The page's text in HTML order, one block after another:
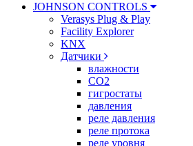
JOHNSON CONTROLS
Verasys Plug & Play
Facility Explorer
KNX
Датчики
влажности
CO2
гигростаты
давления
реле давления
реле протока
реле уровня